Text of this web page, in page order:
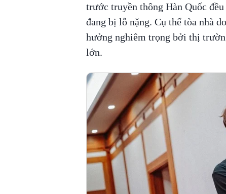
trước truyền thông Hàn Quốc
đang bị lỗ nặng. Cụ thể tòa nhà
hưởng nghiêm trọng bởi thị
lớn.